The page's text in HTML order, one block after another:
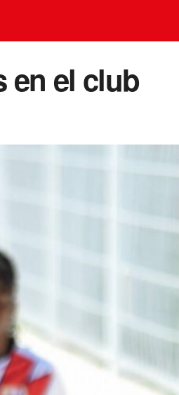
en el club